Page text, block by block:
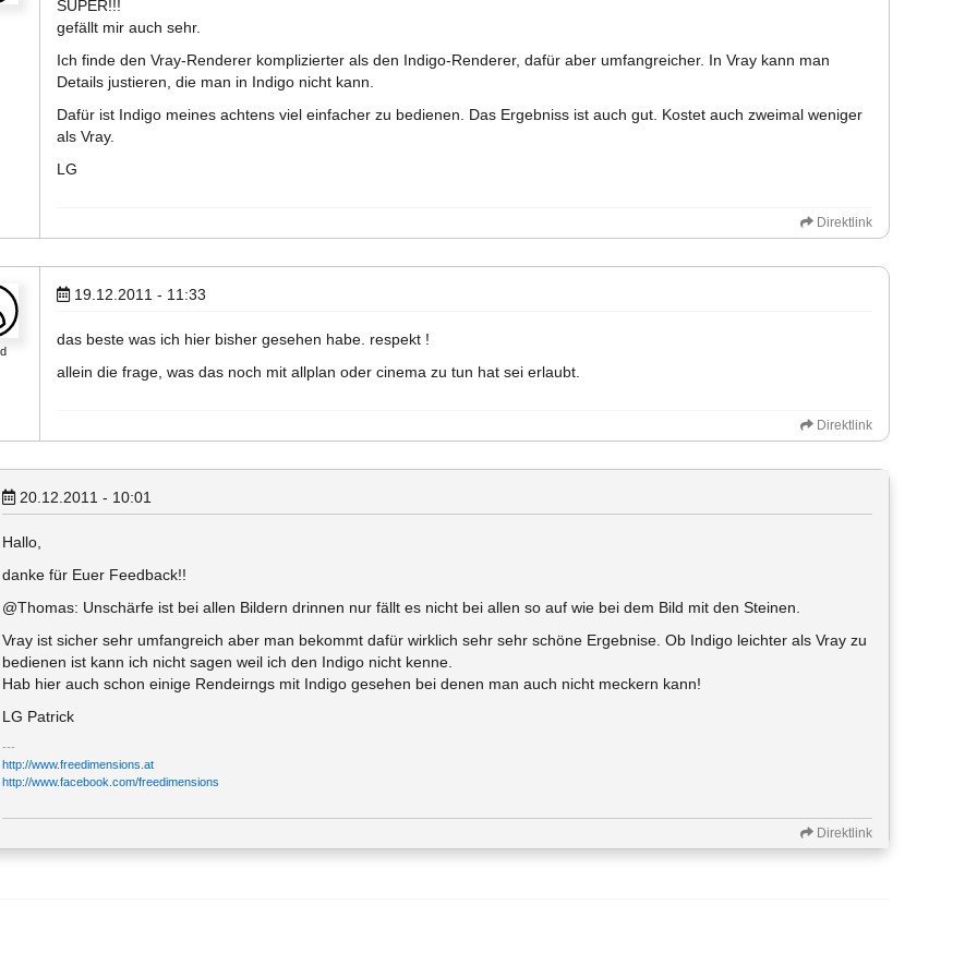
SUPER!!!
gefällt mir auch sehr.
Ich finde den Vray-Renderer komplizierter als den Indigo-Renderer, dafür aber umfangreicher. In Vray kann man
Details justieren, die man in Indigo nicht kann.
Dafür ist Indigo meines achtens viel einfacher zu bedienen. Das Ergebniss ist auch gut. Kostet auch zweimal weniger
als Vray.
LG
Direktlink
19.12.2011 - 11:33
das beste was ich hier bisher gesehen habe. respekt !
allein die frage, was das noch mit allplan oder cinema zu tun hat sei erlaubt.
Direktlink
20.12.2011 - 10:01
Hallo,
danke für Euer Feedback!!
@Thomas: Unschärfe ist bei allen Bildern drinnen nur fällt es nicht bei allen so auf wie bei dem Bild mit den Steinen.
Vray ist sicher sehr umfangreich aber man bekommt dafür wirklich sehr sehr schöne Ergebnise. Ob Indigo leichter als Vray zu
bedienen ist kann ich nicht sagen weil ich den Indigo nicht kenne.
Hab hier auch schon einige Rendeirngs mit Indigo gesehen bei denen man auch nicht meckern kann!
LG Patrick
http://www.freedimensions.at
http://www.facebook.com/freedimensions
Direktlink